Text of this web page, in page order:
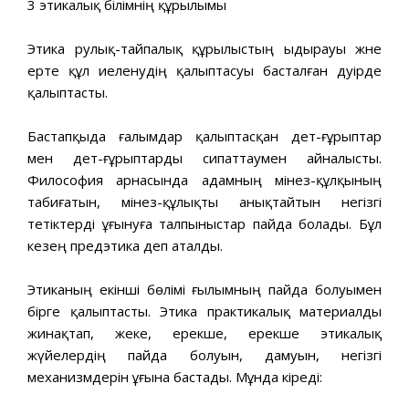
3 этикалық білімнің құрылымы
Этика рулық-тайпалық құрылыстың ыдырауы және
ерте құл иеленудің қалыптасуы басталған дәуірде
қалыптасты.
Бастапқыда ғалымдар қалыптасқан әдет-ғұрыптар
мен әдет-ғұрыптарды сипаттаумен айналысты.
Философия арнасында адамның мінез-құлқының
табиғатын, мінез-құлықты анықтайтын негізгі
тетіктерді ұғынуға талпыныстар пайда болады. Бұл
кезең предэтика деп аталды.
Этиканың екінші бөлімі ғылымның пайда болуымен
бірге қалыптасты. Этика практикалық материалды
жинақтап, жеке, ерекше, ерекше этикалық
жүйелердің пайда болуын, дамуын, негізгі
механизмдерін ұғына бастады. Мұнда кіреді: